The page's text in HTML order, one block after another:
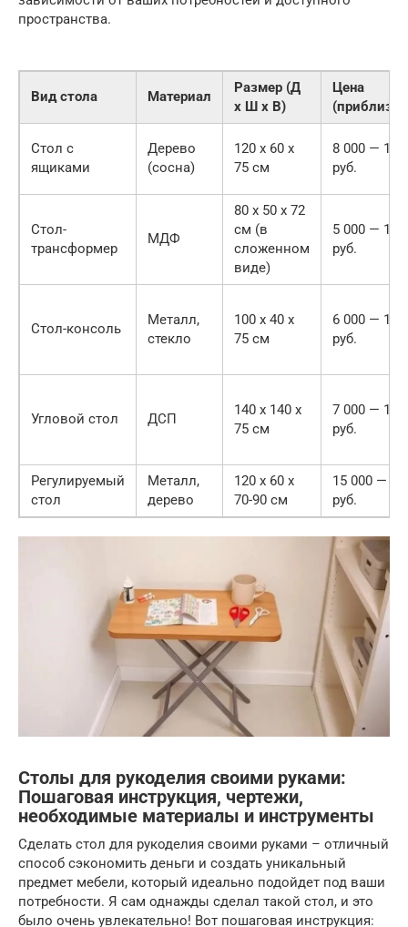
пространства.
Вид стола Материал
Размер (Д
x Ш x В)
Цена
Стол с
ящиками
Дерево
(сосна)
120 x 60 x
75 см
8 000 — 15
руб.
Стол-
трансформер
МДФ
80 x 50 x 72
см (в
сложенном
виде)
5 000 — 10
руб.
Стол-консоль
Металл,
стекло
100 x 40 x
75 см
6 000 — 12
руб.
Угловой стол ДСП
140 x 140 x
75 см
7 000 — 14
руб.
Регулируемый
стол
Металл,
дерево
120 x 60 x
70-90 см
15 000 — 30
руб.
Столы для рукоделия своими руками:
Пошаговая инструкция, чертежи,
необходимые материалы и инструменты
Сделать стол для рукоделия своими руками – отличный
способ сэкономить деньги и создать уникальный
предмет мебели, который идеально подойдет под ваши
потребности. Я сам однажды сделал такой стол, и это
было очень увлекательно! Вот пошаговая инструкция: